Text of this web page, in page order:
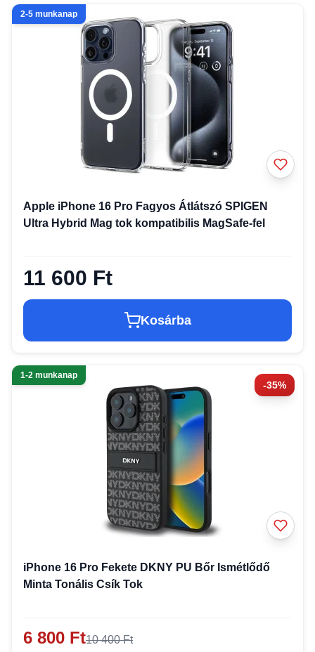
2-5 munkanap
Apple iPhone 16 Pro Fagyos Átlátszó SPIGEN
Ultra Hybrid Mag tok kompatibilis MagSafe-fel
11 600 Ft
Kosárba
-35%
1-2 munkanap
iPhone 16 Pro Fekete DKNY PU Bőr Ismétlődő
Minta Tonális Csík Tok
6 800 Ft10 400 Ft